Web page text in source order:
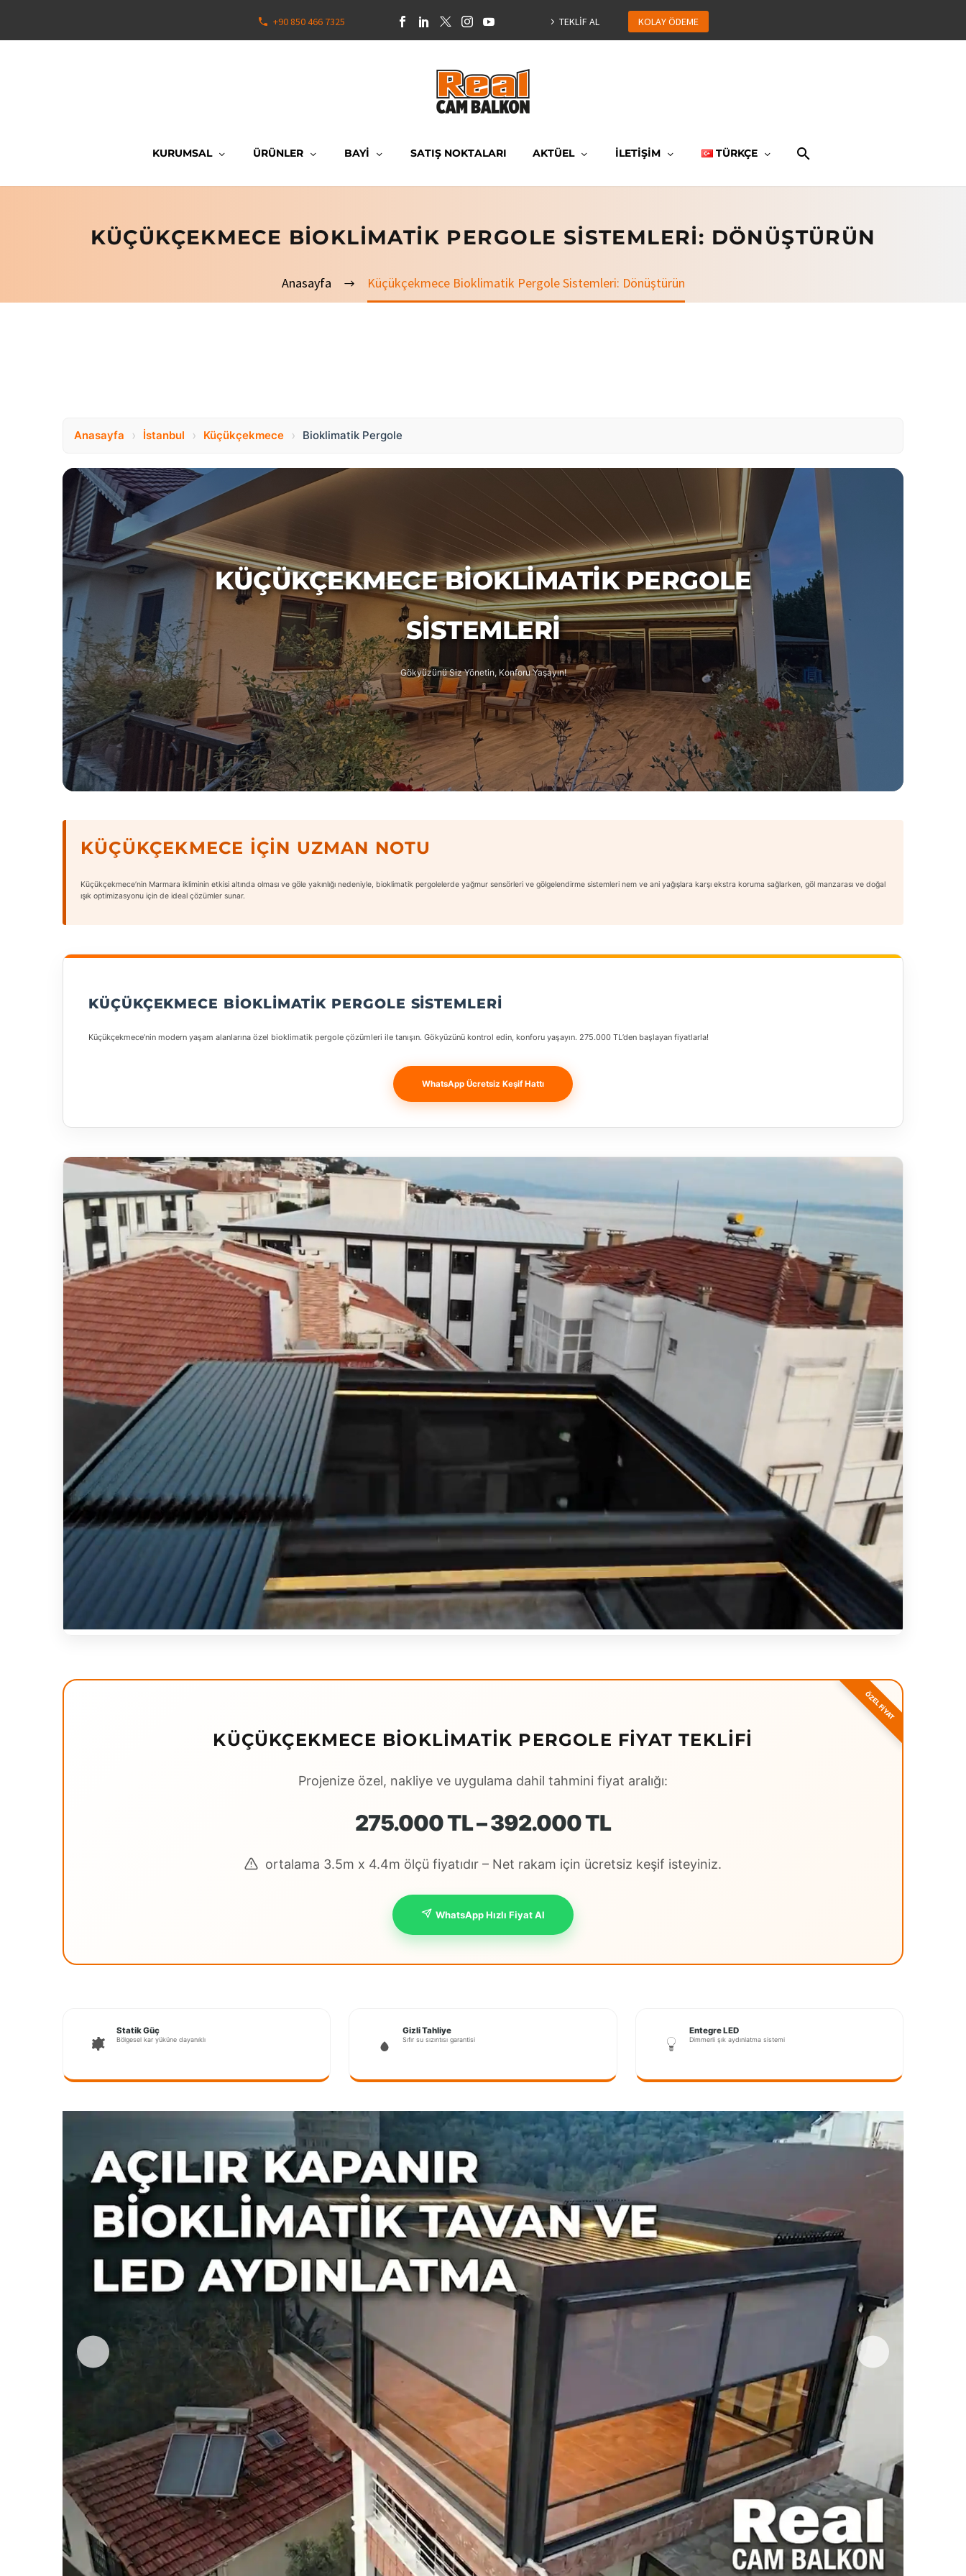
+90 850 466 7325 TEKLİF AL KOLAY ÖDEME
KURUMSAL ÜRÜNLER BAYİ SATIŞ NOKTALARI AKTÜEL İLETİŞİM TÜRKÇE
KÜÇÜKÇEKMECE BIOKLIMATIK PERGOLE SISTEMLERI: DÖNÜŞTÜRÜN
Anasayfa Küçükçekmece Bioklimatik Pergole Sistemleri: Dönüştürün
Anasayfa › İstanbul › Küçükçekmece › Bioklimatik Pergole
KÜÇÜKÇEKMECE BIOKLIMATIK PERGOLE
SISTEMLERI
Gökyüzünü Siz Yönetin, Konforu Yaşayın!
KÜÇÜKÇEKMECE İÇIN UZMAN NOTU
Küçükçekmece’nin Marmara ikliminin etkisi altında olması ve göle yakınlığı nedeniyle, bioklimatik pergolelerde yağmur sensörleri ve gölgelendirme sistemleri nem ve ani yağışlara karşı ekstra koruma sağlarken, göl manzarası ve doğal
ışık optimizasyonu için de ideal çözümler sunar.
KÜÇÜKÇEKMECE BIOKLIMATIK PERGOLE SISTEMLERI
Küçükçekmece’nin modern yaşam alanlarına özel bioklimatik pergole çözümleri ile tanışın. Gökyüzünü kontrol edin, konforu yaşayın. 275.000 TL’den başlayan fiyatlarla!
WhatsApp Ücretsiz Keşif Hattı
KÜÇÜKÇEKMECE BIOKLIMATIK PERGOLE FIYAT TEKLIFI
Projenize özel, nakliye ve uygulama dahil tahmini fiyat aralığı:
275.000 TL – 392.000 TL
ortalama 3.5m x 4.4m ölçü fiyatıdır – Net rakam için ücretsiz keşif isteyiniz.
WhatsApp Hızlı Fiyat Al
Statik Güç
Bölgesel kar yüküne dayanıklı
Gizli Tahliye
Sıfır su sızıntısı garantisi
Entegre LED
Dimmerli şık aydınlatma sistemi